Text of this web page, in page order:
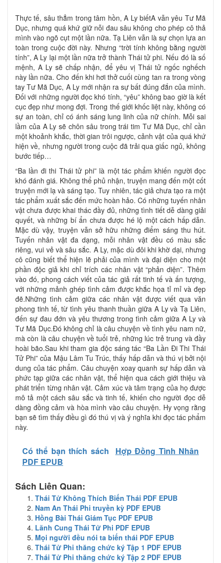
Thực tế, sâu thẳm trong tâm hồn, A Ly biếtA vẫn yêu Tư Mã
Dục, nhưng quá khứ giữ nỗi đau sâu không cho phép cô thả
mình vào ngõ cụt một lần nữa. Tạ Liên vẫn là sự chọn lựa an
toàn trong cuộc đời này. Nhưng “trời tính không bằng người
tính”, A Ly lại một lần nữa trở thành Thái tử phi. Nếu đó là số
mệnh, A Ly sẽ chấp nhận, để yêu vị Thái tử ngốc nghếch
này lần nữa. Cho đến khi hơi thở cuối cùng tan ra trong vòng
tay Tư Mã Dục, A Ly mới nhận ra sự bất đúng đắn của mình.
Đối với những người đọc khó tính, “yêu” không bao giờ là kết
cục đẹp như mong đợi. Trong thế giới khốc liệt này, không có
sự an toàn, chỉ có ánh sáng lung linh của nữ chính. Mỗi sai
lầm của A Ly sẽ chôn sâu trong trái tim Tư Mã Dục, chỉ cần
một khoảnh khắc, thời gian trôi ngược, cảnh vật của quá khứ
hiện về, nhưng người trong cuộc đã trải qua giấc ngủ, không
bước tiếp…
“Ba lần đi thi Thái tử phi” là một tác phẩm khiến người đọc
khó đánh giá. Không thể phủ nhận, truyện mang đến một cốt
truyện mới lạ và sáng tạo. Tuy nhiên, tác giả chưa tạo ra một
tác phẩm xuất sắc đến mức hoàn hảo. Có những tuyến nhân
vật chưa được khai thác đầy đủ, những tình tiết dễ dàng giải
quyết, và những bí ẩn chưa được hé lộ một cách hấp dẫn.
Mặc dù vậy, truyện vẫn sở hữu những điểm sáng thu hút.
Tuyến nhân vật đa dạng, mỗi nhân vật đều có màu sắc
riêng, vui vẻ và sâu sắc. A Ly, mặc dù đôi khi khờ dại, nhưng
cô cũng biết thể hiện lẽ phải của mình và đại diện cho một
phần độc giả khi chỉ trích các nhân vật “phản diện”. Thêm
vào đó, phong cách viết của tác giả rất tinh tế và ấn tượng,
với những mảnh ghép tình cảm được khắc họa tỉ mỉ và đẹp
đẽ.Những tình cảm giữa các nhân vật được viết qua văn
phong tinh tế, từ tình yêu thanh thuần giữa A Ly và Tạ Liên,
đến sự đau đớn và yêu thương trong tình cảm giữa A Ly và
Tư Mã Dục.Đó không chỉ là câu chuyện về tình yêu nam nữ,
mà còn là câu chuyện về tuổi trẻ, những lúc trẻ trung và đầy
hoài bão.Sau khi tham gia độc sáng tác “Ba Lần Đi Thi Thái
Tử Phi” của Mậu Lâm Tu Trúc, thấy hấp dẫn và thú vị bởi nội
dung của tác phẩm. Câu chuyện xoay quanh sự hấp dẫn và
phức tạp giữa các nhân vật, thể hiện qua cách giới thiệu và
phát triển từng nhân vật. Cảm xúc và tâm trạng của họ được
mô tả một cách sâu sắc và tinh tế, khiến cho người đọc dễ
dàng đồng cảm và hòa mình vào câu chuyện. Hy vọng rằng
bạn sẽ tìm thấy điều gì đó thú vị và ý nghĩa khi đọc tác phẩm
này.
Có thể bạn thích sách
Hợp Đồng Tình Nhân
PDF EPUB
Sách Liên Quan:
Thái Tử Không Thích Biến Thái PDF EPUB
Nam An Thái Phi truyền kỳ PDF EPUB
Hồng Bài Thái Giám Tục PDF EPUB
Lãnh Cung Thái Tử Phi PDF EPUB
Mọi người đều nói ta biến thái PDF EPUB
Thái Tử Phi thăng chức ký Tập 1 PDF EPUB
Thái Tử Phi thăng chức ký Tập 2 PDF EPUB